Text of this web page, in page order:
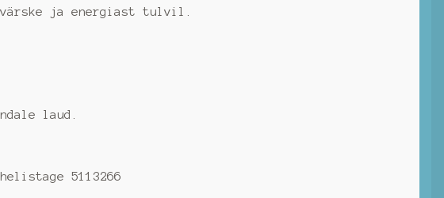
värske ja energiast tulvil.
laud.
5113266